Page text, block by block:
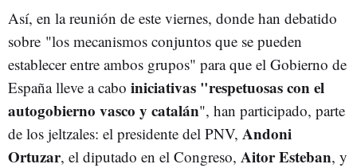
Así, en la reunión de este viernes, donde han debatido
sobre "los mecanismos conjuntos que se pueden
establecer entre ambos grupos" para que el Gobierno de
España lleve a cabo iniciativas "respetuosas con el
autogobierno vasco y catalán", han participado, parte
de los jeltzales: el presidente del PNV, Andoni
Ortuzar, el diputado en el Congreso, Aitor Esteban, y